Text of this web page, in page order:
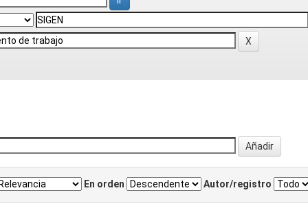
En orden Autor/registro